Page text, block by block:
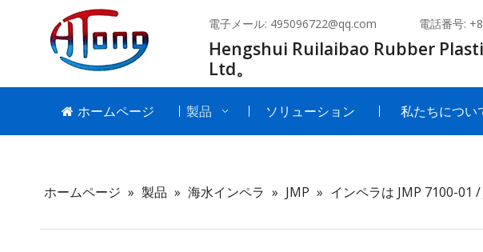
電子メール: 495096722@qq.com 電話番号:
Hengshui Ruilaibao Rubber
Ltd。
ホームページ 製品 ソリューション 私たちについ
ホームページ » 製品 » 海水インペラ » JMP » インペラは JMP 7100-01